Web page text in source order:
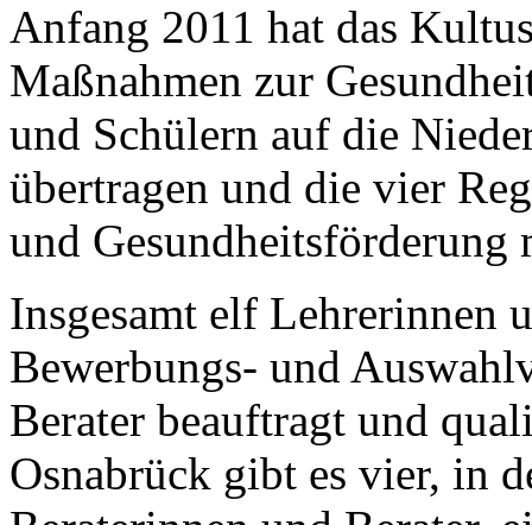
Anfang 2011 hat das
Maßnahmen zur
und Schülern auf die
übertragen und die vier
und Gesundheitsförderung
Insgesamt elf Lehrerinnen
Bewerbungs- und
Berater beauftragt und
Osnabrück gibt es vier, in